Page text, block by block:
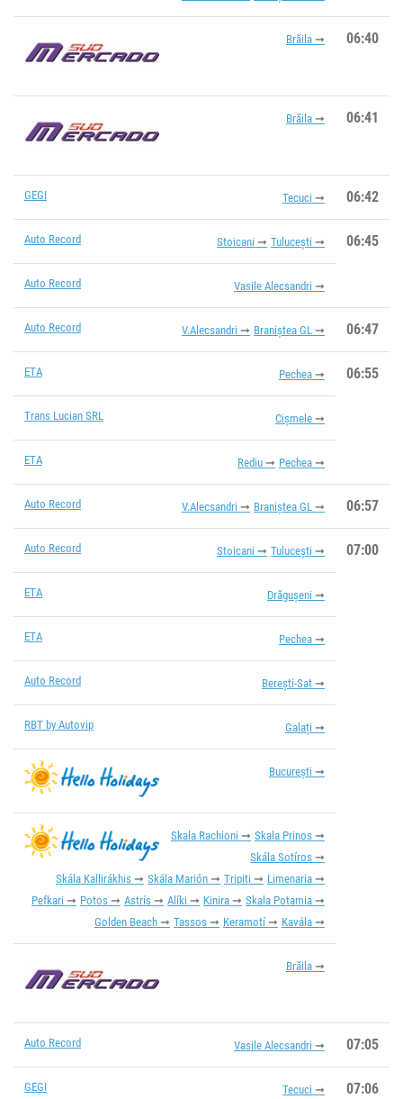
Brăila 06:40
Brăila 06:41
GEGI Tecuci 06:42
Auto Record Stoicani Tulucești 06:45
Auto Record Vasile Alecsandri
Auto Record V.Alecsandri Braniștea GL 06:47
ETA Pechea 06:55
Trans Lucian SRL Cișmele
ETA Rediu Pechea
Auto Record V.Alecsandri Braniștea GL 06:57
Auto Record Stoicani Tulucești 07:00
ETA Drăgușeni
ETA Pechea
Auto Record Berești-Sat
RBT by Autovip Galați
București
Skala Rachioni
Skala Prinos
Skála Sotíros
Skála Kallirákhis
Skála Marión Tripiti
Limenaria
Pefkari
Potos Astrís Alíki Kinira
Skala Potamia
Golden Beach
Tassos Keramotí Kavála
Brăila
Auto Record Vasile Alecsandri 07:05
GEGI Tecuci 07:06